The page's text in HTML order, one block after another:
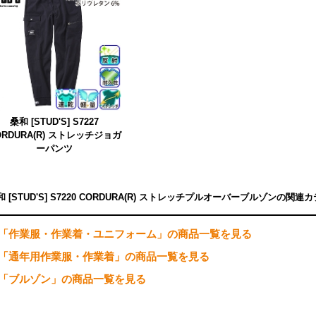
桑和 [STUD'S] S7227
ストレッチジョガ
ーパンツ
[STUD'S] S7220 CORDURA(R) ストレッチプルオーバーブルゾンの関連カ
作業服・作業着・ユニフォーム」の商品一覧を見る
通年用作業服・作業着」の商品一覧を見る
ブルゾン」の商品一覧を見る